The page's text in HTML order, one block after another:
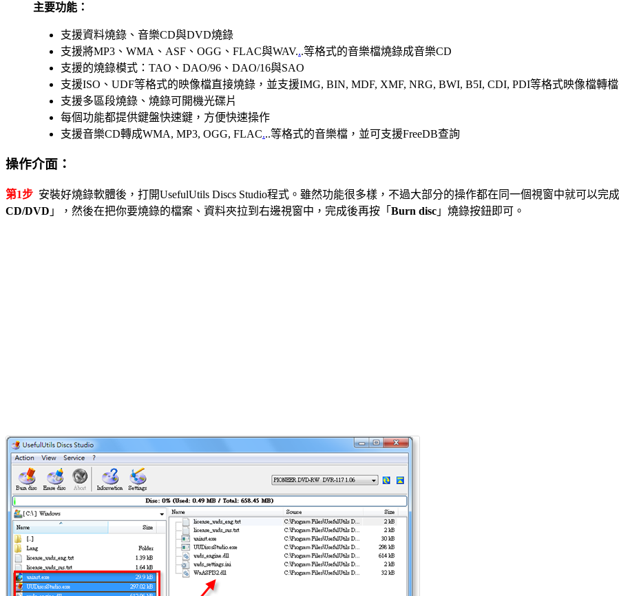
主要功能：
支援資料燒錄、音樂CD與DVD燒錄
支援將MP3、WMA、ASF、OGG、FLAC與WAV...等格式的音樂檔燒錄成音樂CD
支援的燒錄模式：TAO、DAO/96、DAO/16與SAO
支援ISO、UDF等格式的映像檔直接燒錄，並支援IMG, BIN, MDF, XMF, NRG, BWI, B5I, CDI, PDI等格式映像檔轉檔
支援多區段燒錄、燒錄可開機光碟片
每個功能都提供鍵盤快速鍵，方便快速操作
支援音樂CD轉成WMA, MP3, OGG, FLAC...等格式的音樂檔，並可支援FreeDB查詢
操作介面：
第1步 安裝好燒錄軟體後，打開UsefulUtils Discs Studio程式。雖然功能很多樣，不過大部分的操作都在同一個視窗中就可以完
CD/DVD 」，然後在把你要燒錄的檔案、資料夾拉到右邊視窗中，完成後再按「 Burn disc 」燒錄按鈕即可。